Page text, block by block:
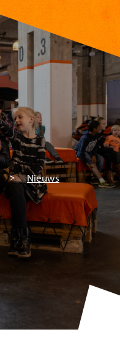
Nieuws